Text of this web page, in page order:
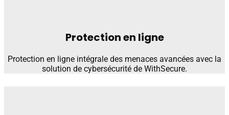
Protection en ligne
Protection en ligne intégrale des menaces avancées avec la
solution de cybersécurité de WithSecure.